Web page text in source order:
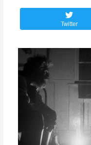
Twitter